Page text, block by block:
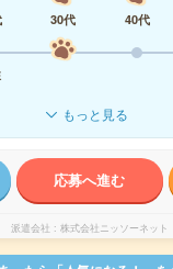
30代 40代
もっと見る
応募へ進む
派遣会社 株式会社ニッソーネット